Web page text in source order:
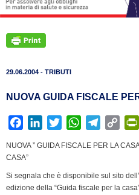
29.06.2004 - TRIBUTI
NUOVA GUIDA FISCALE
c
b
n
e
i
t
W
a
s
l
g
C
p
L
NUOVA ” GUIDA FISCALE PER LA
CASA”
Si segnala che è disponibile sul sito
edizione della “Guida fiscale per la